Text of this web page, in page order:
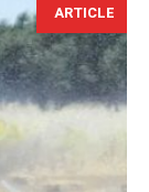
ARTICLE